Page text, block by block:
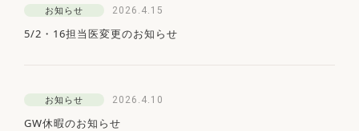
お知らせ
2026.4.15
5/2・16担当医変更のお知らせ
お知らせ
2026.4.10
GW休暇のお知らせ